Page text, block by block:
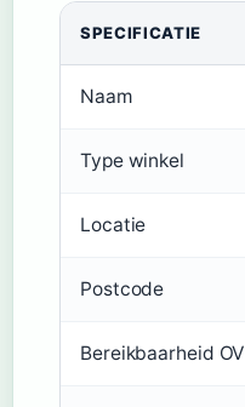
SPECIFICATIE
Naam
Type winkel
Locatie
Postcode
Bereikbaarheid OV